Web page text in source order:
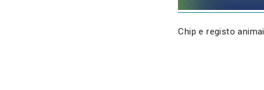
Chip e registo